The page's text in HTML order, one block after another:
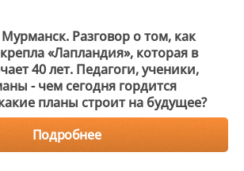
Мурманск. Разговор о том, как
«Лапландия», которая в
40 лет. Педагоги, ученики,
- чем сегодня гордится
планы строит на будущее?
Подробнее